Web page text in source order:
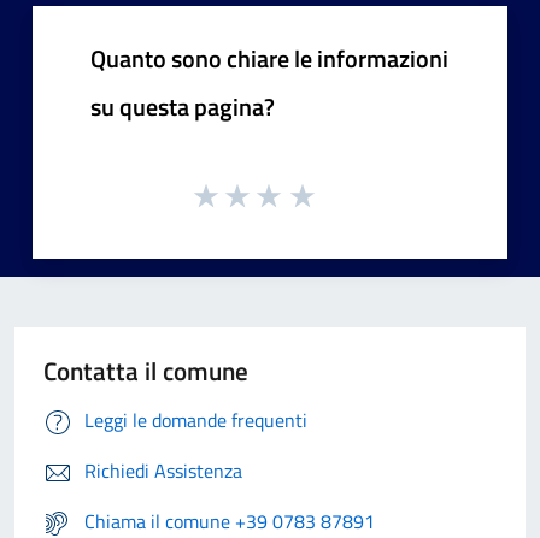
Quanto sono chiare le informazioni
su questa pagina?
Contatta il comune
Leggi le domande frequenti
Richiedi Assistenza
Chiama il comune +39 0783 87891